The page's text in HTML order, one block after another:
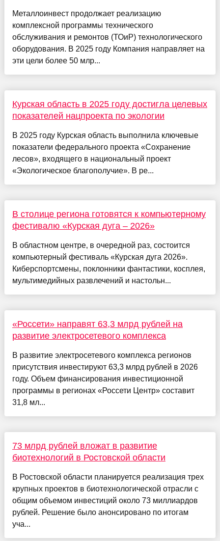
Металлоинвест продолжает реализацию
комплексной программы технического
обслуживания и ремонтов (ТОиР) технологического
оборудования. В 2025 году Компания направляет на
эти цели более 50 млр...
Курская область в 2025 году достигла целевых
показателей нацпроекта по экологии
В 2025 году Курская область выполнила ключевые
показатели федерального проекта «Сохранение
лесов», входящего в национальный проект
«Экологическое благополучие». В ре...
В столице региона готовятся к компьютерному
фестивалю «Курская дуга – 2026»
В областном центре, в очередной раз, состоится
компьютерный фестиваль «Курская дуга 2026».
Киберспортсмены, поклонники фантастики, косплея,
мультимедийных развлечений и настольн...
«Россети» направят 63,3 млрд рублей на
развитие электросетевого комплекса
В развитие электросетевого комплекса регионов
присутствия инвестируют 63,3 млрд рублей в 2026
году. Объем финансирования инвестиционной
программы в регионах «Россети Центр» составит
31,8 мл...
73 млрд рублей вложат в развитие
биотехнологий в Ростовской области
В Ростовской области планируется реализация трех
крупных проектов в биотехнологической отрасли с
общим объемом инвестиций около 73 миллиардов
рублей. Решение было анонсировано по итогам
уча...